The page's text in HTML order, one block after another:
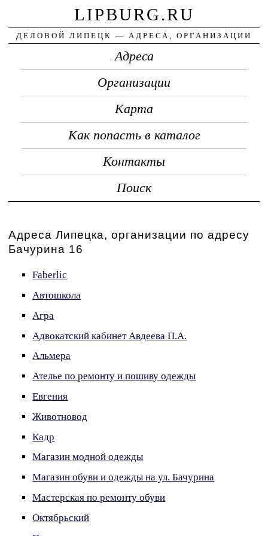
LIPBURG.RU
ДЕЛОВОЙ ЛИПЕЦК — АДРЕСА, ОРГАНИЗАЦИИ
Адреса
Организации
Карта
Как попасть в каталог
Контакты
Поиск
Адреса Липецка, организации по адресу
Бачурина 16
Faberlic
Автошкола
Агра
Адвокатский кабинет Авдеева П.А.
Альмера
Ателье по ремонту и пошиву одежды
Евгения
Животновод
Кадр
Магазин модной одежды
Магазин обуви и одежды на ул. Бачурина
Мастерская по ремонту обуви
Октябрьский